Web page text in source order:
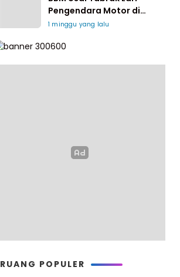
Pengendara Motor di
Matakali
1 minggu yang lalu
RUANG POPULER